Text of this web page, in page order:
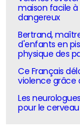
maison facile
dangereux
Bertrand,
d'enfants en
physique des
Ce Français
violence grâce
Les
pour le